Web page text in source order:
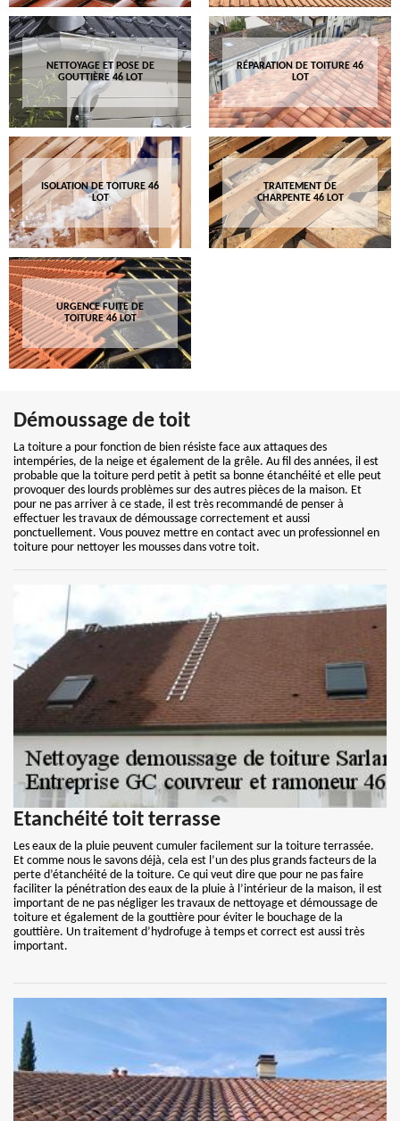
NETTOYAGE ET POSE DE
GOUTTIÈRE 46 LOT
RÉPARATION DE TOITURE 46
LOT
ISOLATION DE TOITURE 46
LOT
TRAITEMENT DE
CHARPENTE 46 LOT
URGENCE FUITE DE
TOITURE 46 LOT
Démoussage de toit
La toiture a pour fonction de bien résiste face aux attaques des
intempéries, de la neige et également de la grêle. Au fil des années, il est
probable que la toiture perd petit à petit sa bonne étanchéité et elle peut
provoquer des lourds problèmes sur des autres pièces de la maison. Et
pour ne pas arriver à ce stade, il est très recommandé de penser à
effectuer les travaux de démoussage correctement et aussi
ponctuellement. Vous pouvez mettre en contact avec un professionnel en
toiture pour nettoyer les mousses dans votre toit.
Etanchéité toit terrasse
Les eaux de la pluie peuvent cumuler facilement sur la toiture terrassée.
Et comme nous le savons déjà, cela est l’un des plus grands facteurs de la
perte d’étanchéité de la toiture. Ce qui veut dire que pour ne pas faire
faciliter la pénétration des eaux de la pluie à l’intérieur de la maison, il est
important de ne pas négliger les travaux de nettoyage et démoussage de
toiture et également de la gouttière pour éviter le bouchage de la
gouttière. Un traitement d’hydrofuge à temps et correct est aussi très
important.